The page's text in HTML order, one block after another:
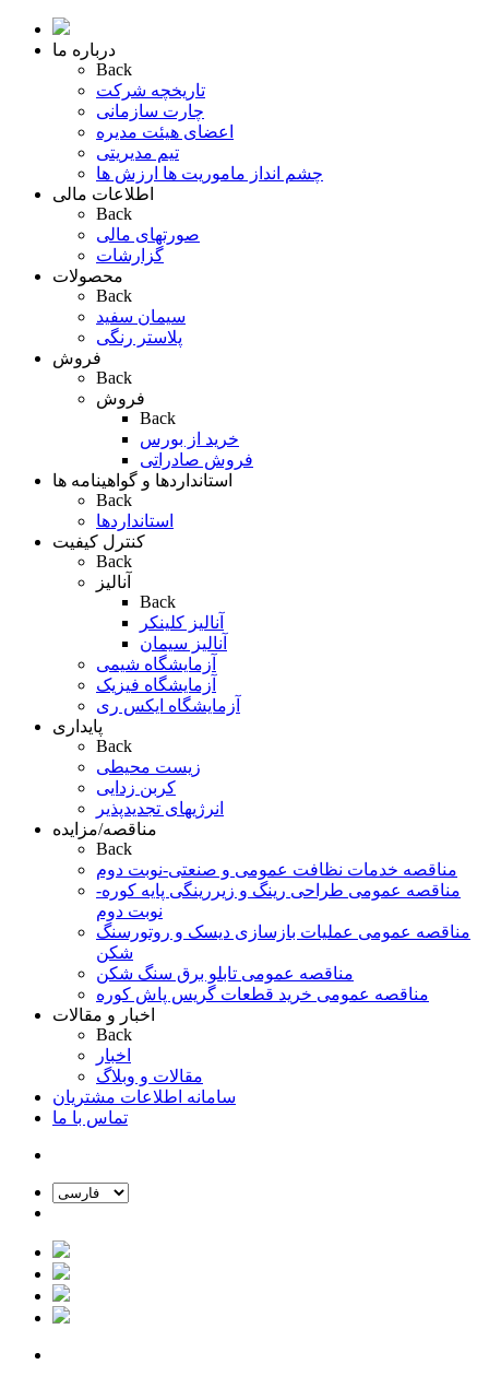
درباره ما
Back
تاریخچه شرکت
چارت سازمانی
اعضای هیئت مدیره
تیم مدیریتی
چشم انداز ماموریت ها ارزش ها
اطلاعات مالی
Back
صورتهای مالی
گزارشات
محصولات
Back
سیمان سفید
پلاستر رنگی
فروش
Back
فروش
Back
خرید از بورس
فروش صادراتی
استانداردها و گواهینامه ها
Back
استانداردها
کنترل کیفیت
Back
آنالیز
Back
آنالیز کلینکر
آنالیز سیمان
آزمایشگاه شیمی
آزمایشگاه فیزیک
آزمایشگاه ایکس ری
پایداری
Back
زیست محیطی
کربن زدایی
انرژیهای تجدیدپذیر
مناقصه/مزایده
Back
مناقصه خدمات نظافت عمومی و صنعتی-نوبت دوم
مناقصه عمومی طراحی رینگ و زیررینگی پایه کوره-
نوبت دوم
مناقصه عمومی عملیات بازسازی دیسک و روتورسنگ
شکن
مناقصه عمومی تابلو برق سنگ شکن
مناقصه عمومی خرید قطعات گریس پاش کوره
اخبار و مقالات
Back
اخبار
مقالات و وبلاگ
سامانه اطلاعات مشتریان
تماس با ما